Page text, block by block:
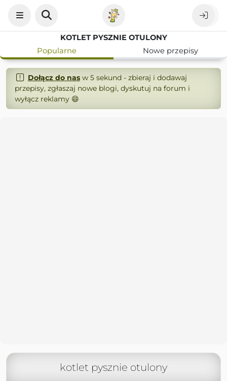
KOTLET PYSZNIE OTULONY
Popularne
Nowe przepisy
Dołącz do nasw 5 sekund - zbieraj i dodawaj
przepisy, zgłaszaj nowe blogi, dyskutuj na forum i
wyłącz reklamy 😄
kotlet pysznie otulony